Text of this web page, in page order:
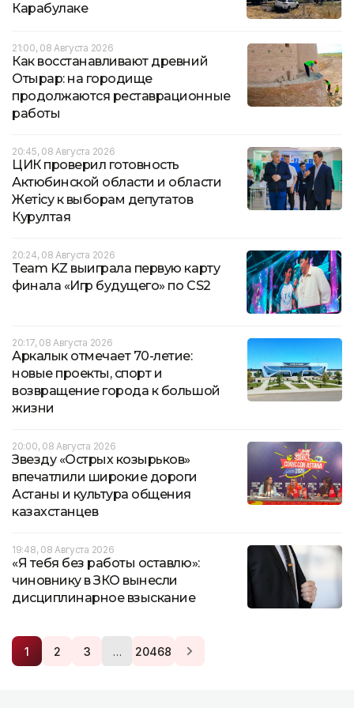
Карабулаке
21:00, 08 Августа 2026
Как восстанавливают древний
Отырар: на городище
продолжаются реставрационные
работы
20:45, 08 Августа 2026
ЦИК проверил готовность
Актюбинской области и области
Жетісу к выборам депутатов
Курултая
20:24, 08 Августа 2026
Team KZ выиграла первую карту
финала «Игр будущего» по CS2
20:17, 08 Августа 2026
Аркалык отмечает 70-летие:
новые проекты, спорт и
возвращение города к большой
жизни
20:00, 08 Августа 2026
Звезду «Острых козырьков»
впечатлили широкие дороги
Астаны и культура общения
казахстанцев
19:48, 08 Августа 2026
«Я тебя без работы оставлю»:
чиновнику в ЗКО вынесли
дисциплинарное взыскание
1 2 3 … 20468